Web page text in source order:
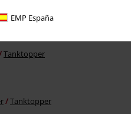
EMP España
Tanktopper
Tanktopper